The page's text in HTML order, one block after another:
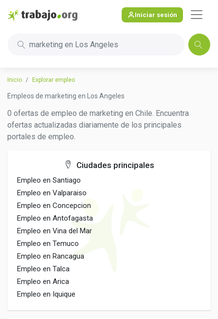
Iniciar sesión
marketing en Los Angeles
Inicio Explorar empleo
Empleos de marketing en Los Angeles
0 ofertas de empleo de marketing en Chile. Encuentra
ofertas actualizadas diariamente de los principales
portales de empleo.
Ciudades principales
Empleo en Santiago
Empleo en Valparaiso
Empleo en Concepcion
Empleo en Antofagasta
Empleo en Vina del Mar
Empleo en Temuco
Empleo en Rancagua
Empleo en Talca
Empleo en Arica
Empleo en Iquique